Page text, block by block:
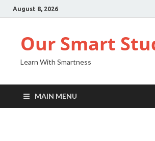
August 8, 2026
Our Smart
Learn With Smartness
MAIN MENU